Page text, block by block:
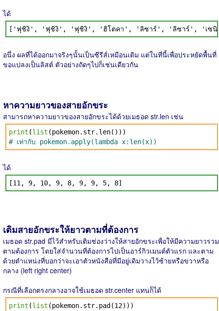
ได้
['ฟุชิงิ', 'ฟุชิงิ', 'ฟุชิงิ', 'ฮิโตคา', 'ลิซาร์', 'ลิซาร์', 'เซนิ
อนึ่ง ผลที่ได้ออกมาจริงๆนั้นเป็นซีรีส์เหมือนเดิม แต่ในที่นี้เพื่อประหยัดพื้นที่
ขอแปลงเป็นลิสต์ ตัวอย่างถัดๆไปก็เช่นเดียวกัน
หาความยาวของสายอักขระ
สามารถหาความยาวของสายอักขระได้ด้วยเมธอด str.len เช่น
print (list (pokemon.str.len()))
# เท่ากับ pokemon.apply(lambda x:len(x))
ได้
[11, 9, 10, 9, 8, 9, 9, 5, 8]
เติมสายอักขระให้ยาวตามที่ต้องการ
เมธอด str.pad มีไว้สำหรับเติมช่องว่างให้สายอักขระเพื่อให้มีความยาวรวม
ตามต้องการ โดยใส่จำนวนที่ต้องการไปเป็นอาร์กิวเมนต์ตัวแรก และตาม
ด้วยตำแหน่งที่บอกว่าจะเอาตัวหนังสือที่มีอยู่เดิมวางไว้ซ้ายหรือขวาหรือ
กลาง (left right center)
กรณีที่เลือกตรงกลางอาจใช้เมธอด str.center แทนก็ได้
print (list (pokemon.str.pad(12)))